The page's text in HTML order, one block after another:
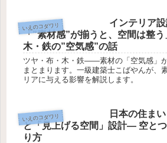
いえのコダワリ
インテリア
「”素材感”が揃うと、空間は整
木・鉄の”空気感”の話
ツヤ・布・木・鉄——素材の「空気感」
まとまります。一級建築士こばやんが、
リアに与える影響を解説します。
いえのコダワリ
日本の住ま
と「見上げる空間」設計― 空とつ
り方